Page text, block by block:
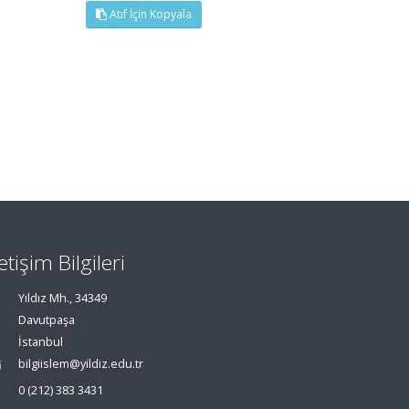
Atıf İçin Kopyala
Bilgileri
Yıldız Mh., 34349
Davutpaşa
İstanbul
bilgiislem@yildiz.edu.tr
0 (212) 383 3431